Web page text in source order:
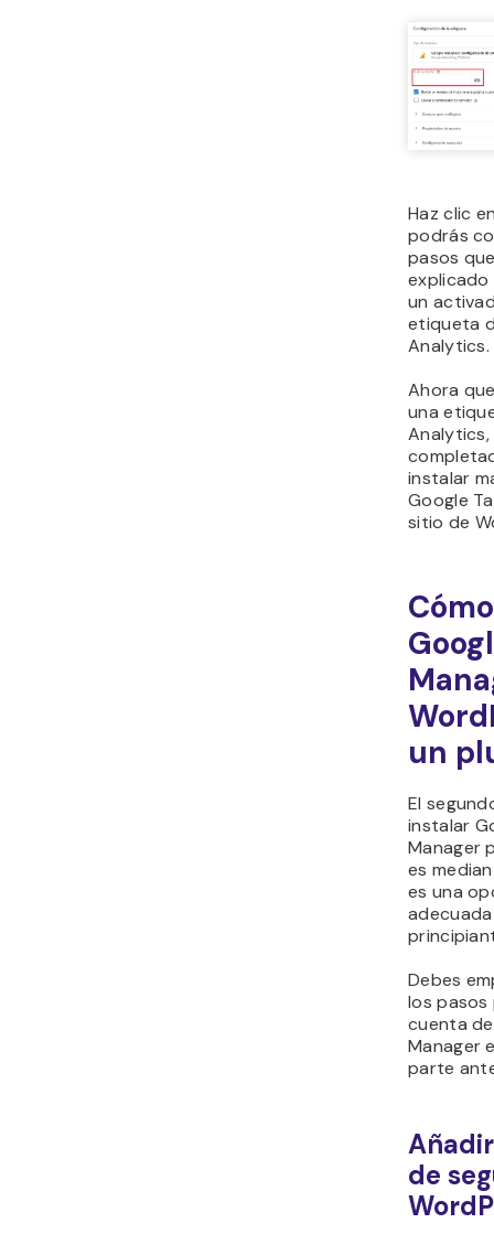
Haz clic
podrás
pasos
un
etiqueta
Analytics.
Ahora
una
Analytics,
instalar
Google
sitio de
un
El
instalar
Manager
es
es una
Debes
los pasos
cuenta
Manager
parte
de